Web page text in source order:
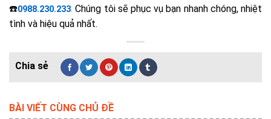
☎️0988.230.233. Chúng tôi sẽ phục vụ bạn nhanh chóng, nhiệt
tình và hiệu quả nhất.
BÀI VIẾT CÙNG CHỦ ĐỀ